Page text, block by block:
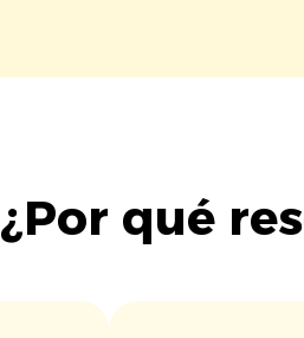
¿Por qué